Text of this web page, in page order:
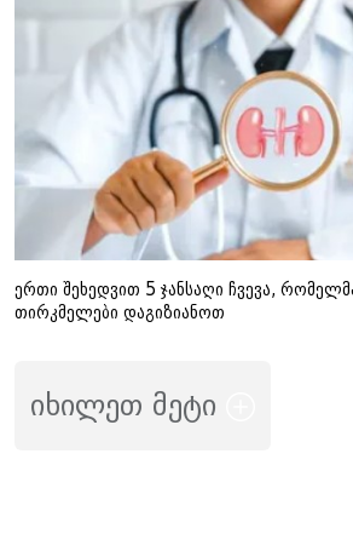
ერთი შეხედვით 5 ჯანსაღი ჩვევა,
თირკმელები დაგიზიანოთ
იხილეთ მეტი